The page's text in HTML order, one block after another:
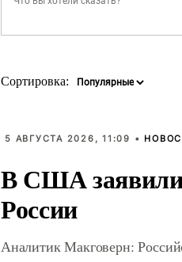
Сортировка:
5 АВГУСТА 2026, 11:09 •
В США заявили
России
Аналитик Макговерн: